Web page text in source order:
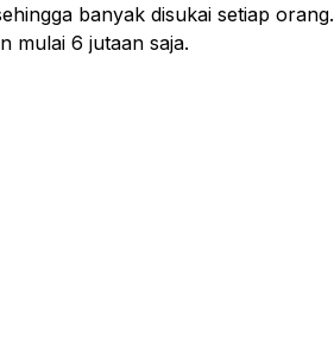
banyak disukai setiap orang.
mulai 6 jutaan saja.